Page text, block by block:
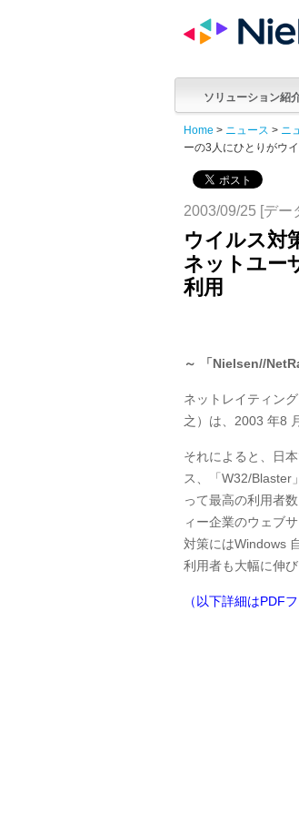
ソリューション紹
Home > ニュース > ニ
ーの3人にひとりがウ
2003/09/25 [デー
ウイルス対
ネットユー
利用
～ 「Nielsen//
ネットレイティン
之）は、2003 年8
それによると、日
ス、「W32/Blaster
って最高の利用者
ィー企業のウェブ
対策にはWindows
利用者も大幅に伸び
（以下詳細はPDF